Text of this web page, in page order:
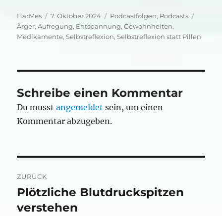
Autor
HarMes
Veröffentlicht
am
7. Oktober 2024 Kategorien
Podcastfolgen, Podcasts
Ärger,Aufregung, Entspannung,Gewohnheiten,
Medikamente,Selbstreflexion,Selbstreflexion statt Pillen
Schreibe einen Kommentar
Du musstangemeldet sein, um einen
Kommentar abzugeben.
ZURÜCK
Vorheriger
Beitrag:
Plötzliche Blutdruckspitzen
verstehen